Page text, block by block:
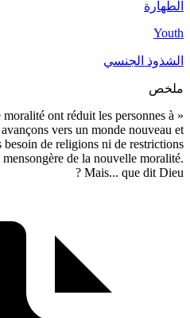
normes de moralité ont réduit les
nous avançons vers un monde
plus besoin de religions ni de
est la voix mensongère de la
Mais...